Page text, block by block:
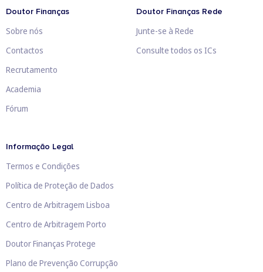
Doutor Finanças
Sobre nós
Contactos
Recrutamento
Academia
Fórum
Doutor Finanças Rede
Junte-se à Rede
Consulte todos os ICs
Informação Legal
Termos e Condições
Política de Proteção de Dados
Centro de Arbitragem Lisboa
Centro de Arbitragem Porto
Doutor Finanças Protege
Plano de Prevenção Corrupção